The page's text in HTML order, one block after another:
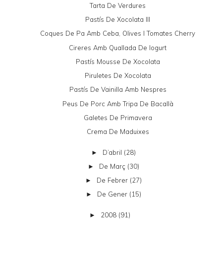
Tarta De Verdures
Pastís De Xocolata III
Coques De Pa Amb Ceba, Olives I Tomates Cherry
Cireres Amb Quallada De Iogurt
Pastís Mousse De Xocolata
Piruletes De Xocolata
Pastís De Vainilla Amb Nespres
Peus De Porc Amb Tripa De Bacallà
Galetes De Primavera
Crema De Maduixes
► D’abril (28)
► De Març (30)
► De Febrer (27)
► De Gener (15)
► 2008 (91)